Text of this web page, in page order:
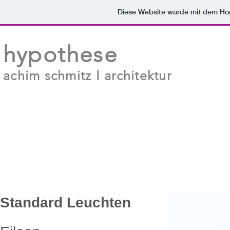
Diese Website wurde mit dem
hypothese
achim schmitz I architektur
Standard Leuchten